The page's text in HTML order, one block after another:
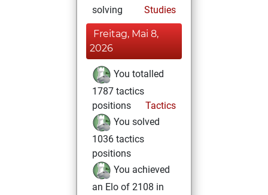
solving
Studies
Freitag, Mai 8,
2026
You totalled
1787 tactics
positions
Tactics
You solved
1036 tactics
positions
You achieved
an Elo of 2108 in